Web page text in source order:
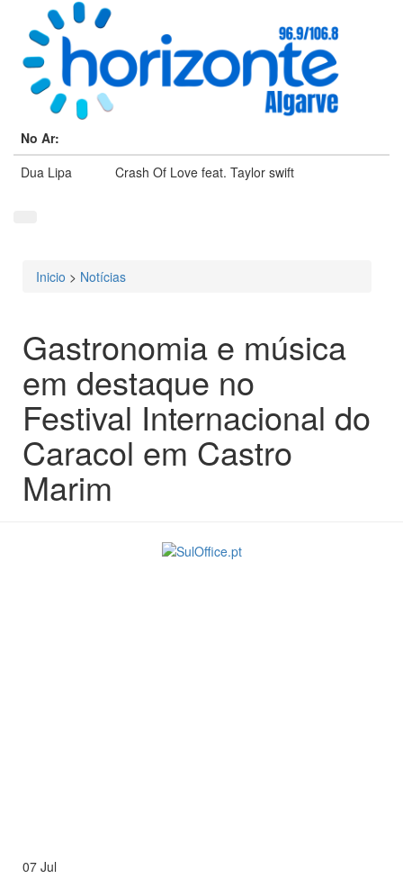
No Ar:
Dua Lipa
Crash Of Love feat. Taylor swift
Está aqui
Inicio > Notícias
Gastronomia e música
em destaque no
Festival Internacional do
Caracol em Castro
Marim
07 Jul